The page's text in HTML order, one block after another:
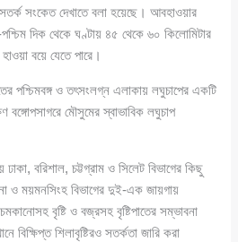
সংকেত দেখাতে বলা হয়েছে। আবহাওয়ার
দিক থেকে ঘণ্টায় ৪৫ থেকে ৬০ কিলোমিটার
বয়ে যেতে পারে।
পশ্চিমবঙ্গ ও তৎসংলগ্ন এলাকায় লঘুচাপের একটি
বঙ্গোপসাগরে মৌসুমের স্বাভাবিক লঘুচাপ
বরিশাল, চট্টগ্রাম ও সিলেট বিভাগের কিছু
ও ময়মনসিংহ বিভাগের দুই-এক জায়গায়
বৃষ্টি ও বজ্রসহ বৃষ্টিপাতের সম্ভাবনা
বিক্ষিপ্ত শিলাবৃষ্টিরও সতর্কতা জারি করা